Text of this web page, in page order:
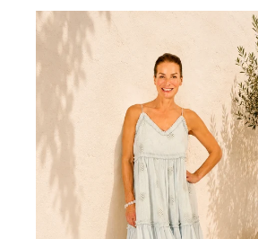
Wustrow
Zwettl